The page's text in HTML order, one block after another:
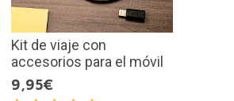
Kit de viaje con
accesorios para el móvil
9,95€